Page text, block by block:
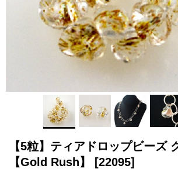
【5粒】ティアドロップビーズ
【Gold Rush】 [22095]